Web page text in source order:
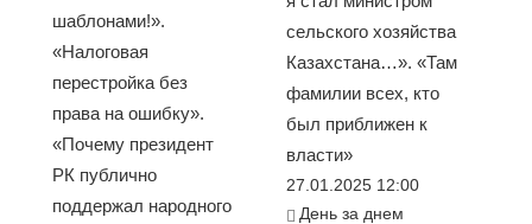
шаблонами!».
«Налоговая
перестройка без
права на ошибку».
«Почему президент
РК публично
поддержал народного
сельского хозяйства
Казахстана…». «Там
фамилии всех, кто
был приближен к
власти»
27.01.2025 12:00
День за днем